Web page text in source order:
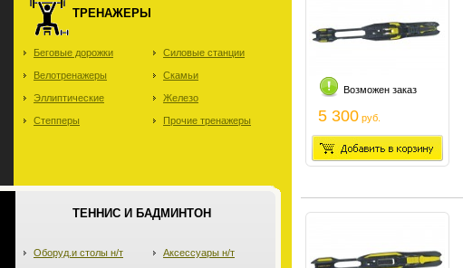
ТРЕНАЖЕРЫ
Беговые дорожки
Велотренажеры
Эллиптические
Степперы
Силовые станции
Скамьи
Железо
Прочие тренажеры
ТЕННИС И БАДМИНТОН
Оборуд.и столы н/т Аксессуары н/т
Возможен заказ
5 300 руб.